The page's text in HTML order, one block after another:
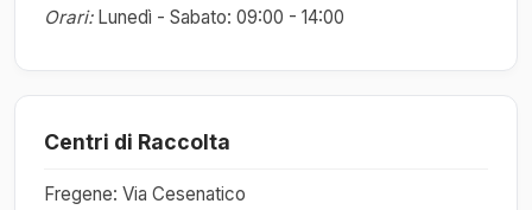
Orari:Lunedì - Sabato: 09:00 - 14:00
Centri di Raccolta
Fregene: Via Cesenatico